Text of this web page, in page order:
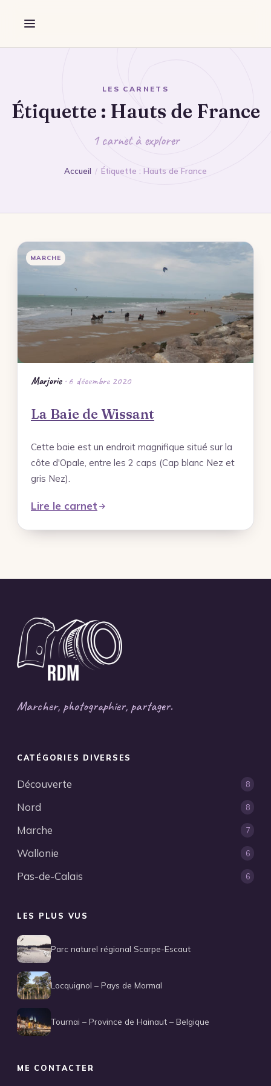
Destination
Mon Portfolio
Forêt de Marchiennes – Portfolio
Ville de Tournai – Belgique – Portfolio
Terre de Mineurs – Portfolio
Les Ardennes Belges – Coup de Cœur –
Les Monts des Flandres – Idée Rando –
Rechercher
LES CARNETS
Étiquette : Hauts de France
1 carnet à explorer
Accueil / Étiquette : Hauts de France
MARCHE
Marjorie· 6 décembre 2020
La Baie de Wissant
Cette baie est un endroit magnifique situé sur la
côte d'Opale, entre les 2 caps (Cap blanc Nez et
gris Nez).
Lire le carnet
Marcher, photographier, partager.
CATÉGORIES DIVERSES
Découverte 8
Nord 8
Marche 7
Wallonie 6
Pas-de-Calais 6
LES PLUS VUS
Parc naturel régional Scarpe-Escaut
Locquignol – Pays de Mormal
Tournai – Province de Hainaut – Belgique
ME CONTACTER